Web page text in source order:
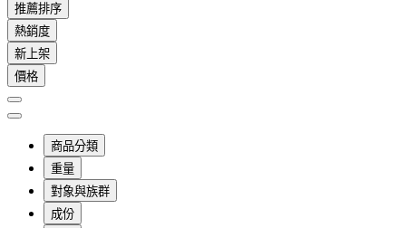
推薦排序
熱銷度
新上架
價格
商品分類
重量
對象與族群
成份